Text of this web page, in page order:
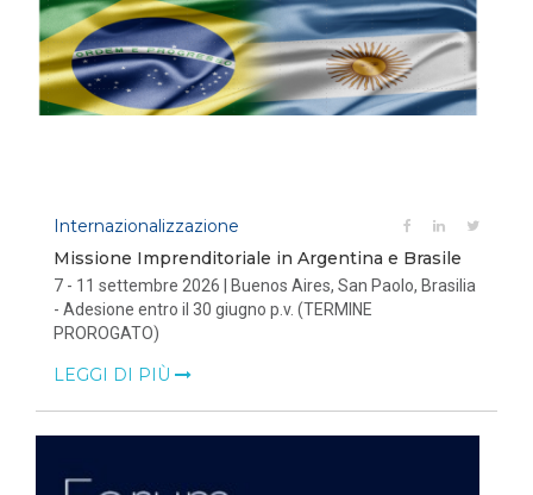
Internazionalizzazione
Missione Imprenditoriale in Argentina e Brasile
7 - 11 settembre 2026 | Buenos Aires, San Paolo, Brasilia
- Adesione entro il 30 giugno p.v. (TERMINE
PROROGATO)
LEGGI DI PIÙ